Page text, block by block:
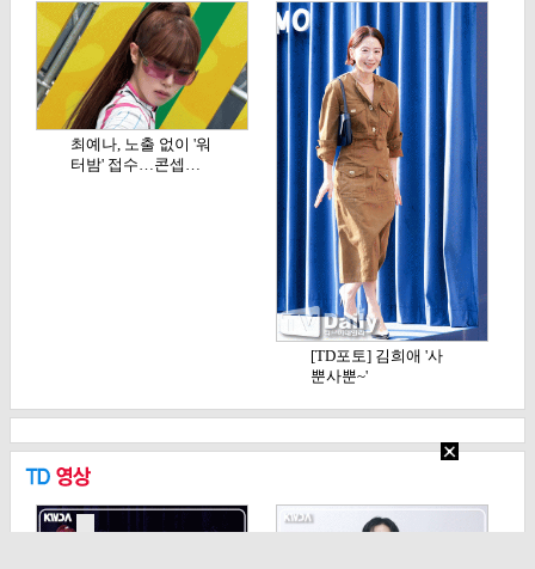
최예나, 노출 없이 '워
터밤' 접수…콘셉…
[TD포토] 김희애 '사
뿐사뿐~'